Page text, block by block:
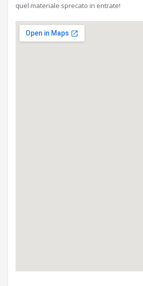
quel materiale sprecato in entrate!